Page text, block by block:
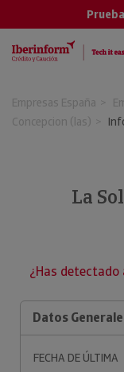
Empresas España
Concepcion (las)
La
¿Has
Datos
FECHA DE ÚLTIMA